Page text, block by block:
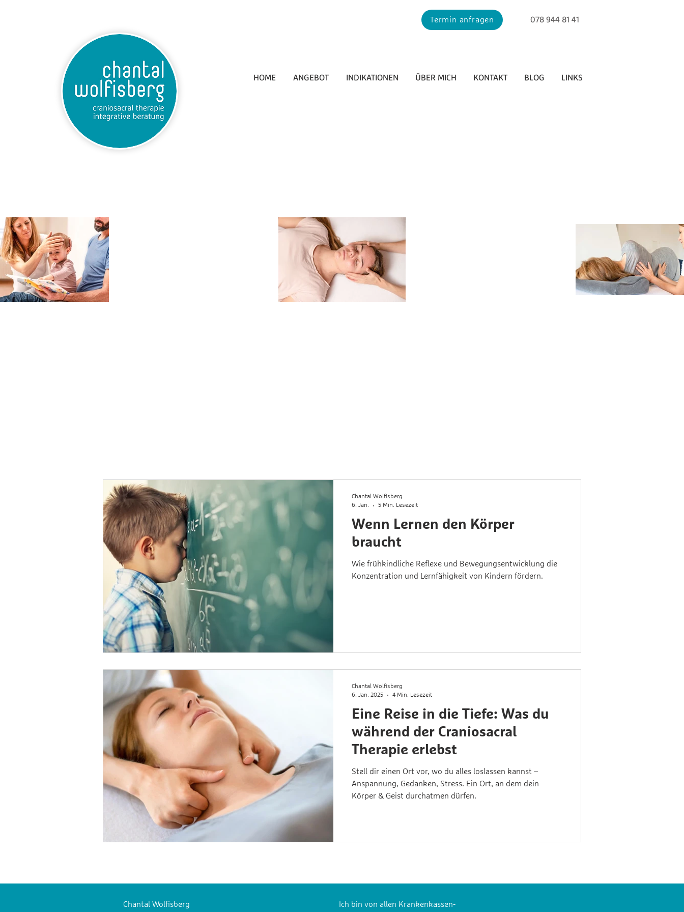
Termin anfragen 078 944 81 41
HOME ANGEBOT INDIKATIONEN ÜBER MICH KONTAKT BLOG LINKS
Wenn Lernen den Körper
braucht
Wie frühkindliche Reflexe und Bewegungsentwicklung die
Konzentration und Lernfähigkeit von Kindern fördern.
Chantal Wolfisberg
6. Jan.
5 Min. Lesezeit
Eine Reise in die Tiefe: Was du
während der Craniosacral
Therapie erlebst
Stell dir einen Ort vor, wo du alles loslassen kannst –
Anspannung, Gedanken, Stress. Ein Ort, an dem dein
Körper & Geist durchatmen dürfen.
Chantal Wolfisberg
6. Jan. 2025
4 Min. Lesezeit
Chantal Wolfisberg
​​Ich bin von allen Krankenkassen-